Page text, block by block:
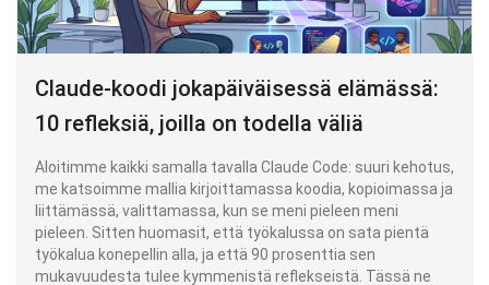
Claude-koodi jokapäiväisessä elämässä:
10 refleksiä, joilla on todella väliä
Aloitimme kaikki samalla tavalla Claude Code: suuri kehotus,
me katsoimme mallia kirjoittamassa koodia, kopioimassa ja
liittämässä, valittamassa, kun se meni pieleen meni
pieleen. Sitten huomasit, että työkalussa on sata pientä
työkalua konepellin alla, ja että 90 prosenttia sen
mukavuudesta tulee kymmenistä reflekseistä. Tässä ne